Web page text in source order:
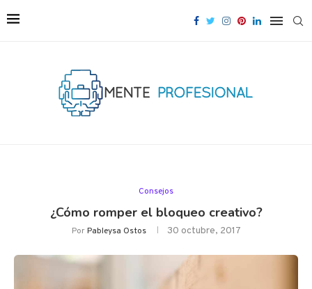
Consejos
¿Cómo romper el bloqueo creativo?
PorPableysa Ostos 30 octubre, 2017